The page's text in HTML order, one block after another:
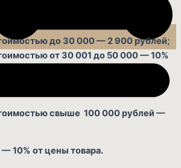
зависит от первоначальной
товаров*:
до 30 000 — 2 900 рублей;
от 30 001 до 50 000 — 10%
от 50 001 до 100 000- 7,5%
свыше 100 000 рублей —
10% от цены товара.